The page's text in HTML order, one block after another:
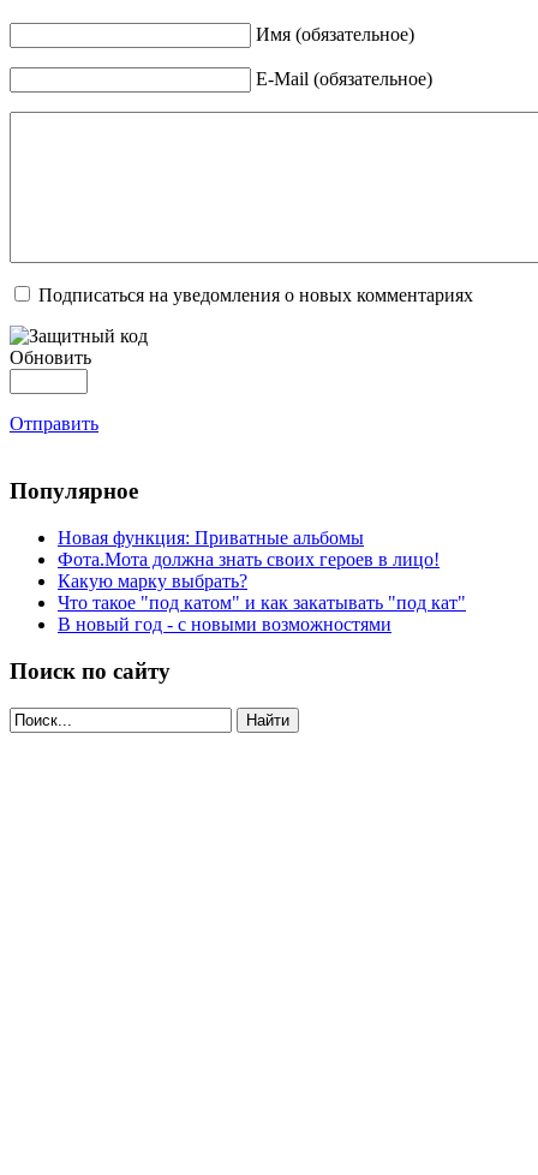
Имя (обязательное)
E-Mail (обязательное)
Подписаться на уведомления о новых комментариях
Обновить
Отправить
Популярное
Новая функция: Приватные альбомы
Фота.Мота должна знать своих героев в лицо!
Какую марку выбрать?
Что такое "под катом" и как закатывать "под кат"
В новый год - с новыми возможностями
Поиск по сайту
Найти